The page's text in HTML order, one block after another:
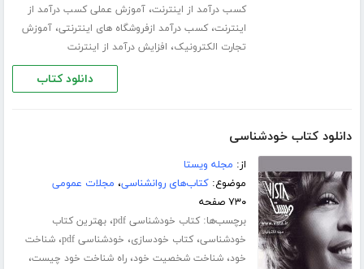
کسب درآمد از اینترنت،آموزش عملی کسب درآمد از
اینترنت،کسب درآمد ازفروشگاه های اینترنتی،آموزش
تجارت الکترونیک، افزایش درآمد از اینترنت
دانلود کتاب
دانلود کتاب خودشناسی
از: مجله ویستا
موضوع:کتاب‌های روانشناسی، مجلات عمومی
۷۳۰ صفحه
برچسب‌ها:کتاب خودشناسی pdf ،بهترین کتاب
خودشناسی،کتاب خودسازی، خودشناسی pdf ،شناخت
خود،شناخت شخصیت خود،راه شناخت خود چیست،